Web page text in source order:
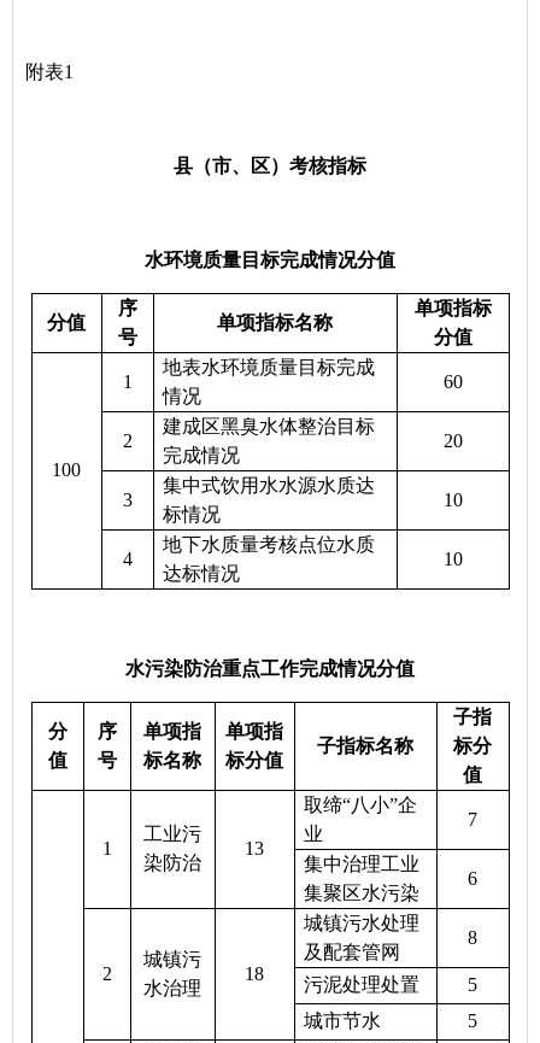
附表1
县（市、区）考核指标
水环境质量目标完成情况分值
分值
序
号
单项指标名称
单项指标
分值
100
1
地表水环境质量目标完成
情况
60
2
建成区黑臭水体整治目标
完成情况
20
3
集中式饮用水水源水质达
标情况
10
4
地下水质量考核点位水质
达标情况
10
水污染防治重点工作完成情况分值
分
值
序
号
单项指
标名称
单项指
标分值
子指标名称
子指
标分
值
1
工业污
染防治
13
取缔“八小”企
业
7
集中治理工业
集聚区水污染
6
2
城镇污
水治理
18
城镇污水处理
及配套管网
8
污泥处理处置
5
城市节水
5